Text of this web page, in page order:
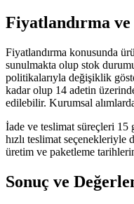
Fiyatlandırma ve
Fiyatlandırma konusunda
sunulmakta olup stok
politikalarıyla değişiklik
kadar olup 14 adetin
edilebilir. Kurumsal
İade ve teslimat süreçleri 15
hızlı teslimat
üretim ve paketleme
Sonuç ve